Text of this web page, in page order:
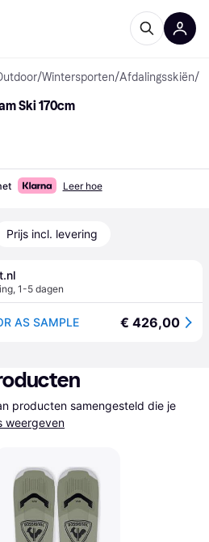
/Wintersporten/Afdalingsskiën/
Ski 170cm
Leer hoe
Prijs incl. levering
, 1-5 dagen
AS SAMPLE € 426,00
producten samengesteld die je
weergeven